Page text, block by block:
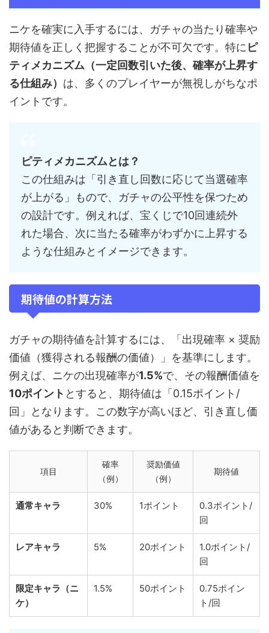
ニケを確実に入手するには、ガチャの当たり確率や
期待値を正しく把握することが不可欠です。特に ピ
ティメカニズム（一定回数引いた後、確率が上昇す
る仕組み） は、多くのプレイヤーが無視しがちなポ
イントです。
ピティメカニズムとは？
この仕組みは「引き直し回数に応じて当選確率
が上がる」もので、ガチャの公平性を保つため
の設計です。例えれば、宝くじで10回連続外
れた場合、次に当たる確率がわずかに上昇する
ような仕組みとイメージできます。
期待値の計算方法
ガチャの期待値を計算するには、「出現確率 × 奨励
価値（獲得される報酬の価値）」を基準にします。
例えば、ニケの出現確率が1.5%で、その報酬価値を
10ポイント とすると、期待値は「0.15ポイント/
回」となります。この数字が高いほど、引き直し価
値があると判断できます。
項目
確率
（例）
奨励価値
（例）
期待値
通常キャラ 30% 1ポイント
0.3ポイント/
回
レアキャラ 5% 20ポイント
1.0ポイント/
回
限定キャラ（ニ
ケ）
1.5% 50ポイント
0.75ポイン
ト/回